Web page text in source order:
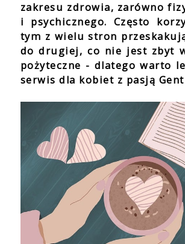
zakresu zdrowia, zarówno
i psychicznego. Często
tym z wielu stron
do drugiej, co nie jest zbyt
pożyteczne - dlatego warto
serwis dla kobiet z pasją